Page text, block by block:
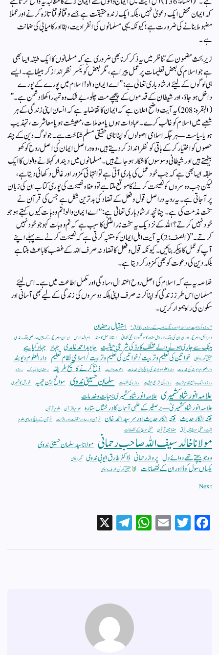
کہ ایمان محض ایک دعویٰ نہیں، بلکہ ایک زندہ حقیقت ہے جسے وقتاً فوقتاً تازہ کرنے اور عملا
مضبوط بنانے کی ضرورت ہے؛ کیونکہ یہی مسلمانوں کی انفرادیت، بقا اور کامیابی کی ضمانت
ہے۔
زیرِ بحث مضمون کے تناظر میں یہ ذکر کرنا بھی ضروری ہے کہ مسلمانوں کا ایک طبقہ ایسا بھی
ہے جو اسلام کی بعض تعلیمات پر عمل پیرا ہے، مگر بعض کو یکسر نظر انداز کر بیٹھا ہے۔ ایسے
ہی لوگوں کے لیئے ارشاد باری تعالیٰ ہے:”اے ایمان والو! اسلام میں پورے کے پورے
داخل ہو جاؤ، اور شیطان کے قدموں کے پیچھے مت چلو، بے شک وہ تمہارا کھلا دشمن ہے۔”
(البقرہ: 208)یہ آیت واضح اعلان ہے کہ ایمان کا تقاضا یہ ہے کہ انسان اپنی زندگی کے ہر
شعبے میں اسلام کو غالب کرے۔ عبادات ہوں یا معاملات، معیشت ہو یا معاشرت، تہذیب
ہو یا سیاست—ہر جگہ اسلامی اصولوں کو اپنانا ہی حقیقی مسلم شناخت ہے۔ جو لوگ دین کے چند
حصوں کو اختیار کر کے باقی کو نظرانداز کر دیتے ہیں، وہ دراصل ایمان کی اصل روح کو کھو
بیٹھتے ہیں اور شیطانی وسوسوں کا شکار ہو جاتے ہیں۔مسلمانوں میں دیندار کہلانے والوں کا ایک
طبقہ ایسا بھی ہے کہ جب خود عمل کی باری آتی ہے تو انتہائی کمزور اور غافل دکھائی دیتا ہے،
لیکن جب دوسروں کو نصیحت کرنے کا موقع ملتا ہے تو وعظ و نصیحت کی پوری کتاب ان کی زبان
پر آ جاتی ہے۔ یہ رویہ دراصل قول و فعل کے تضاد کی بدترین شکل ہے جس کی قرآن نے
سخت مذمت کی ہے۔ چنانچہ ارشادِ باری تعالیٰ ہے: "اے ایمان والو! تم وہ بات کیوں کہتے ہو جو
خود نہیں کرتے؟ اللہ کے نزدیک یہ سخت ناراضگی کا سبب ہے کہ تم وہ بات کہو جو خود نہیں
کرتے۔” (الصف: 2)یہ آیت اہل ایمان کو متنبہ کرتی ہے کہ نصیحت کرنے سے پہلے اپنے
آپ کو عمل کا پیکر بنائیں۔ کیونکہ قول و فعل کا تضاد نہ صرف اللہ کے غضب کا باعث بنتا ہے
بلکہ دین کی دعوت کو بھی کمزور کر دیتا ہے۔
خلاصہ یہ ہے کہ اسلام کی اصل روح اعتدال، سادگی اور مکمل اطاعت میں ہے۔ اس لیئے
مسلمان اس طرز زندگی کو اپنا کر نہ صرف اپنی بلکہ دوسروں کی زندگی کے لیے بھی آسانی اور
سکون کی راہ ہموار کریں۔
"روزہ کی اہمیت اور اسلام اور دیگر مذاہب کے روزوں کا فرق" استقبال رمضان
اسرائیل و امریکہ اور ایران کی جنگ اور اہل سنت کا موقفمولانا یحییٰ نعمانی اسقاط حمل کا مسئلہ ام المدارس ایران-امریکہ کے مابین عارضی جنگ بندی
بینک سے جاری ہونے والے مختلف کارڈ کی شرعی حیثیت جاوید احمد غامدی جہاد جہاد کیا ہے
حقیقی گھر واپسی خواتین کی تعلیم و تربیت/ خواتین کی تعلیم و تربیت/ اسلامی نظام تعلیم دار العلوم دیوبند
دار العلوم دیوبند کی خدمات دار العلوم دیوبند کی پانچ بڑی خدمات دعوت و ڈبیٹ ذبح کرنے کا صحیح طریقہ رمضان المبارک روزہ
روزہ، ایک جامع نظامِ تربیت روزہ کی شرعی حیثیت روزہ کی فضیلت سلمان حسینی ندوی سوانح ابن تیمیہ شورش کاشمیری
علامہ انور شاہ کشمیری علامہ انور شاہ کشمیری: حیات و خدمات
علامہ انور شاہ کشمیریؒ — برصغیر کے علمی آسمان کا درخشاں ستارہ علوم القرآن علوم قرآن
فتنہ انکار حدیث فتنہ انکار حدیث اور سر سید احمد خان قرآن اور جادو: حقیقت اور اثرات
قرآن کے پانچ اساسی علوم
مثبت و منفی سوچ میں فرق مضامین قرآن منفی سوچ کے نقصانات
مولانا خالد سیف اللہ صاحب رحمانی مولانا سید سلمان حسینی ندوی
وہ جو بیچتے تھے دوائے دل پرواز رحمانی ڈاکٹر طارق ایوبی ندوی گھر واپسی
یکساں سول کوڈ اور ان کے نقصانات حقیقی گھر کی طرف واپسی
Next
Fa
ce
T
wi
E
m
W
ha
Te
le